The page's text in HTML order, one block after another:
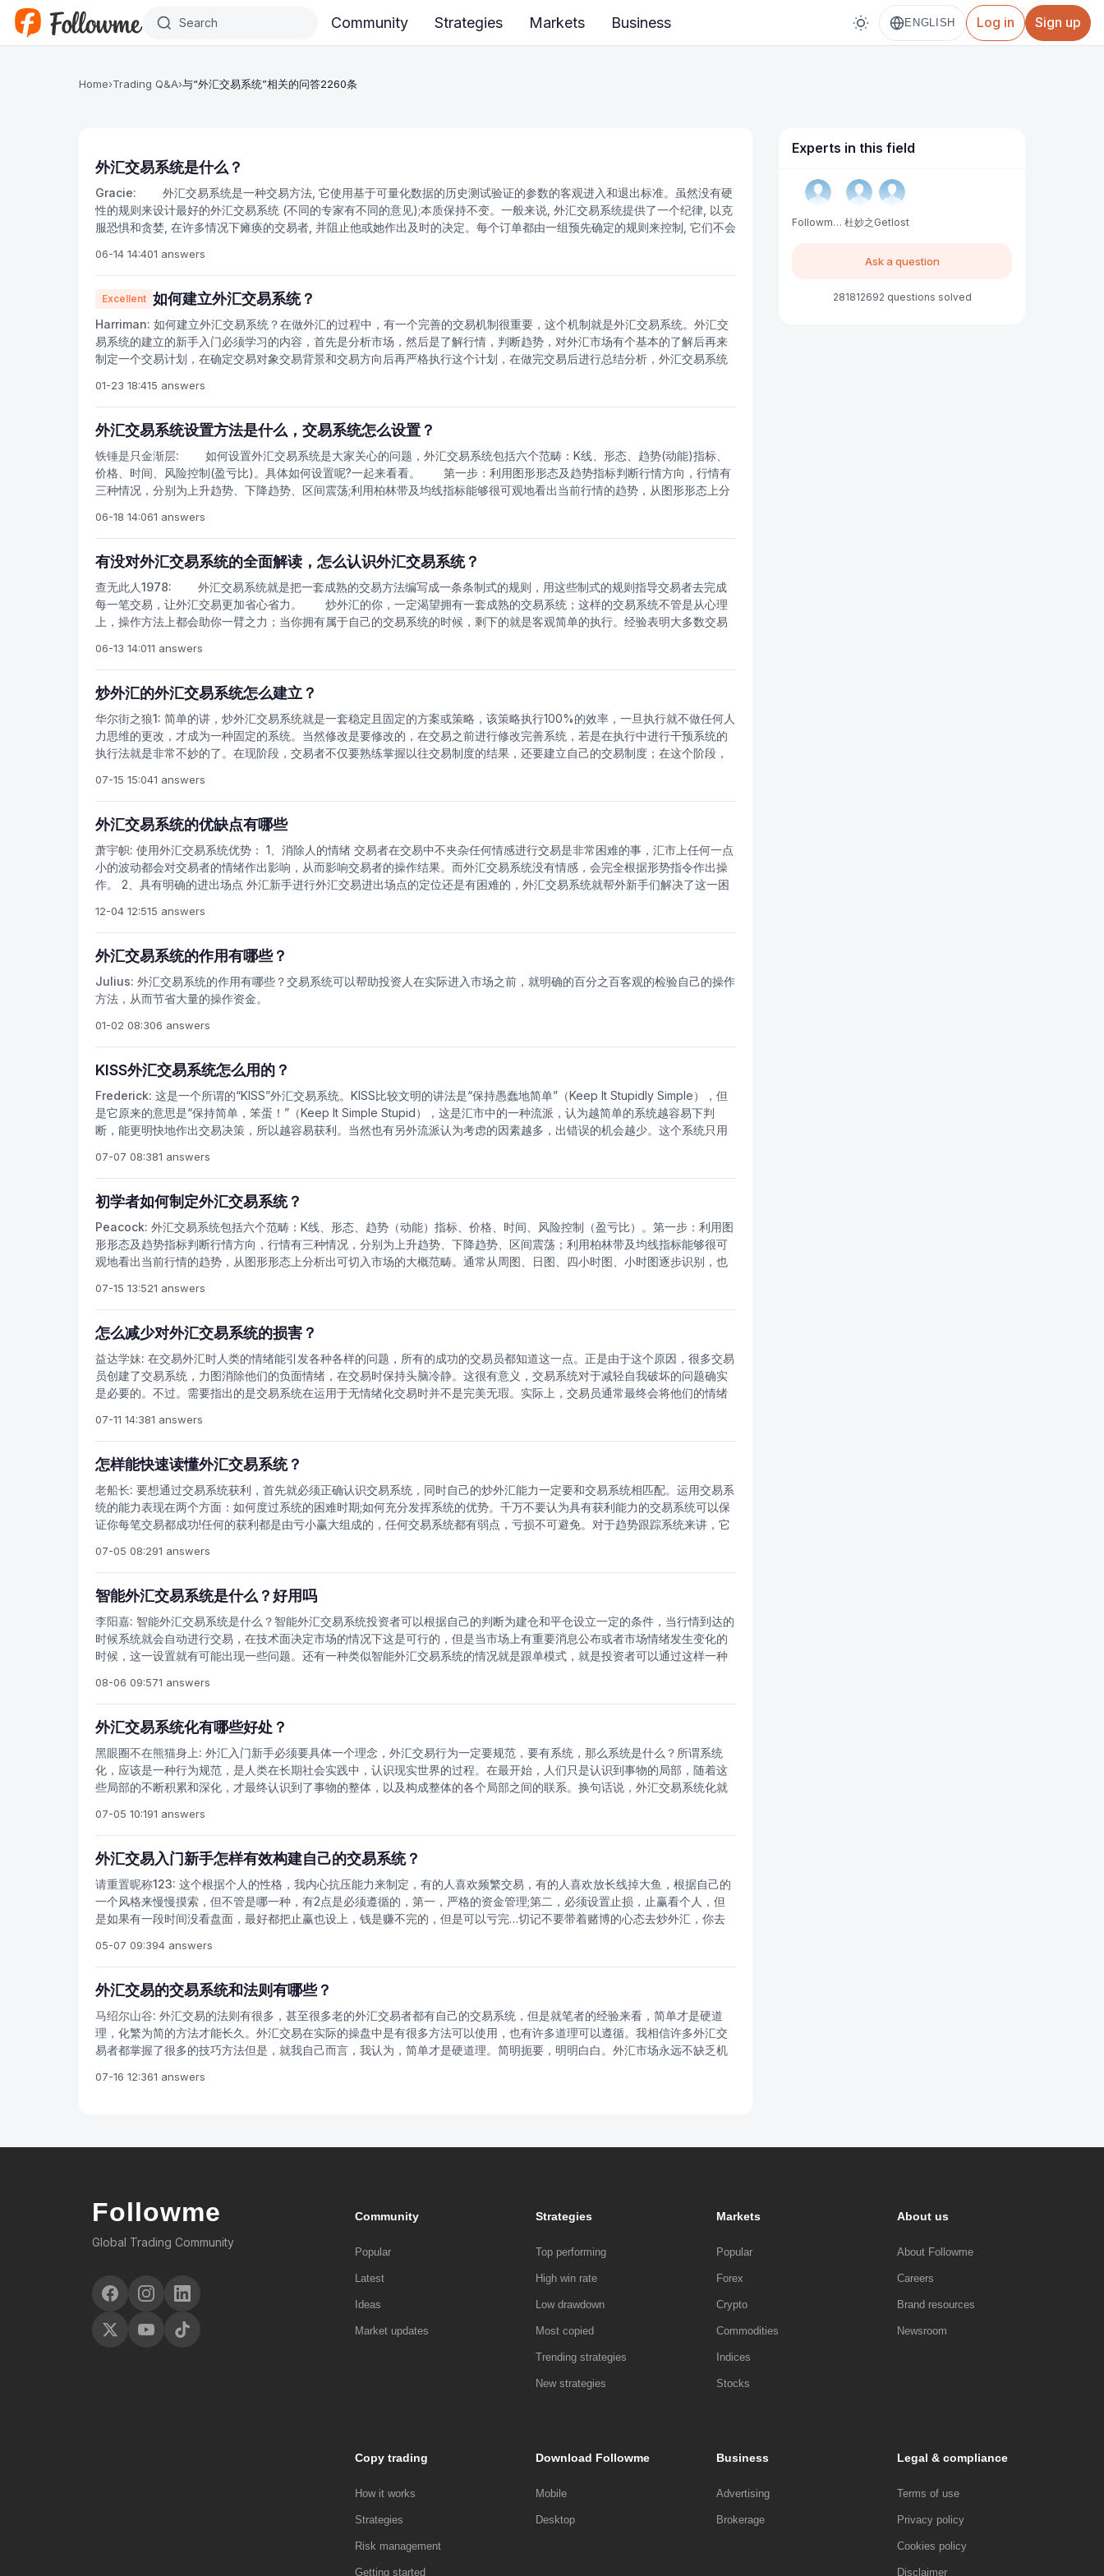
Skip to main content
Community Strategies Markets Business ENGLISH Log in Sign up
Home›Trading Q&A›与“外汇交易系统”相关的问答2260条
外汇交易系统是什么？
Gracie: 外汇交易系统是一种交易方法, 它使用基于可量化数据的历史测试验证的参数的客观进入和退出标准。虽然没有硬
性的规则来设计最好的外汇交易系统 (不同的专家有不同的意见);本质保持不变。一般来说, 外汇交易系统提供了一个纪律, 以克
服恐惧和贪婪, 在许多情况下瘫痪的交易者, 并阻止他或她作出及时的决定。每个订单都由一组预先确定的规则来控制, 它们不会
特定回报率的风险投入多少资金, 应该是你的首要考虑。除此之外, 在投资之前, 人们必须考虑成本、交易活动和市场交易。事实
上, 最好的外汇交易系统是艺术和科学的良好结合-艺术, 因为它是通过实践和科学, 因为它有一定的规则, 规则和原则要遵循。知
识和技术在你做出的每一项决定中都起着至关重要的作用。 在交易系统领域, 自动外汇交易系统是为您做出交易决策的技
系统的最新计算机版本是完整的 "黑箱" 操作 (当你遵循一个特定的系统时, 你不能有所有的情感)。也许, 这就是这些系统称为
机械系统的原因之一。但这并不意味着他们不够聪明。打开计算机, 启动系统, 更新数据库, 生成交易建议, 并将订单直接放到代
理。 毫无疑问, 在外汇交易系统中, 速度是这些忙碌时期的本质。每纳秒计数当您使用五分钟图表交易。最基本的外汇交易
策略依赖于移动平均。更 "复杂" 的系统使用价格和成交量的移动平均值组合。最 "昂贵" 的系统包含 stochastics, 这是非线性
试图提高对行动建议的信心。大多数机械交易系统购买或销售突破。股票市场称这些交易者为动量球员。他们的惯例假设那运
动的继续。如果该运动不能继续下去, 外汇系统将产生损失, 同时损失佣金成本。
06-14 14:401 answers
Excellent 如何建立外汇交易系统？
Harriman: 如何建立外汇交易系统？在做外汇的过程中，有一个完善的交易机制很重要，这个机制就是外汇交易系统。外汇交
易系统的建立的新手入门必须学习的内容，首先是分析市场，然后是了解行情，判断趋势，对外汇市场有个基本的了解后再来
制定一个交易计划，在确定交易对象交易背景和交易方向后再严格执行这个计划，在做完交易后进行总结分析，外汇交易系统
01-23 18:415 answers
外汇交易系统设置方法是什么，交易系统怎么设置？
铁锤是只金渐层: 如何设置外汇交易系统是大家关心的问题，外汇交易系统包括六个范畴：K线、形态、趋势(动能)指标、
价格、时间、风险控制(盈亏比)。具体如何设置呢?一起来看看。 第一步：利用图形形态及趋势指标判断行情方向，行情有
三种情况，分别为上升趋势、下降趋势、区间震荡;利用柏林带及均线指标能够很可观地看出当前行情的趋势，从图形形态上分
步：利用K线及动能指标识别当前市场活跃情况，是否具上升或下降动能。 1、利用K线组合(参考日本蜡烛图技术，本文略)
识别动能方向或反转信号。2、可以看5分钟或15分钟当根K线的力量。3、动能指标本人习惯使用随机指标，利用随机指标5分
钟或15分钟寻找入场点。(注：切记此法只有在完善第一步的分析后才可使用)。 第三步：风险控制是保证金外汇交易至关重
例如10000万美金的帐户，根据行情分析入场交易只要承担80点的止损，那么入一个标准手，如果交易失败扫损后损失800美
金，也就是亏损掉你本金的8%，安全的交易都应当把交易亏损控制在5-8%之间。 2、在计划好亏损后，预期的目标利润
与风险成本对比是否合算，也就所谓盈亏比。合理的盈亏比赢到1.25以上，才是合算的交易。 3、如何确定自己的损位才是
安全有效的，止损多少个点是相对而不是绝对的。应当根据第一步中图形形态及趋势指标分析预估下一步行情的演化来判断出
06-18 14:061 answers
有没对外汇交易系统的全面解读，怎么认识外汇交易系统？
查无此人1978: 外汇交易系统就是把一套成熟的交易方法编写成一条条制式的规则，用这些制式的规则指导交易者去完成
每一笔交易，让外汇交易更加省心省力。 炒外汇的你，一定渴望拥有一套成熟的交易系统；这样的交易系统不管是从心理
上，操作方法上都会助你一臂之力；当你拥有属于自己的交易系统的时候，剩下的就是客观简单的执行。经验表明大多数交易
的三种外汇交易系统 外汇交易系统的特点在于它的完整性和客观性，那么常见的外汇交易系统有哪些？他们的特点主要是
什么？ 1、趋势跟踪系统： 顾名思义，趋势跟踪系统是紧随趋势而做单，投资者通过趋势交易可以捕捉到一段单边行情
的大部分利润；它的出发点是跟踪现有趋势的发展并在同一方向建仓；趋势交易系统从来不会在最低价买进最高价卖出，缺点
继续发展下去，需要调整，并在现在相反方向上建仓。这种交易系统的特点就是灵活，尤其是当市场处于盘整市中，如果设置
好止损，及时调整策略盈利还是可以的，所以这种外汇交易系统受到很多投资者的喜爱！但如果不会很好的持仓或者没有严格
的自律还是尽量不要尝试此系统。 3、形态识别系统： 这种系统它的出发点是根据某一特定的图形而产生交易指示，它
要求使用者根据图形形态所在的大环境，敏感的识别出市场的潜在方向，在价格启动前选择一个方向，同时设定反向突破形态
外汇交易系统的分析方式，可以帮助大家拥有明确的进出场点；帮助交易者规避风险，把握盈利时机！ 劣势：外汇交易系
统只能跟随在趋势之后；紧跟计算机的交易指令，是一种机械的，单调的，枯燥的，寂寞的工作，需要操盘手具有极大的耐心
和意志力。 三、关于外汇交易系统的一些认识误区 1、交易软件≠交易系统 要知道，交易软件并不具备风险控制的
功能，也不具备独自下达交易指令的功能，并不是交易系统。 2、没有实体就不能成为交易系统 一些交易者只拥有行情
统应该具备哪些特点？ 1、对市场可操作区域的描述精准，可操作区域包括了上涨区域和盘整区域，是不同级别重要获利机
会大概率产生的区域，对这两个区域的精准定位能够在充分锁定风险的状况下实现长久稳定获利。 2、包含了完整的趋势追
踪和反趋势交易技术，既能把握每轮重大行情的整体波段，又能在市场的转折区域及时发出进出场指令，能够避免出错情况的
发生。 3、具备不同投资策略的自我调节能力。在行情发展的不同阶段能够对应作出不同的调节，这样既不错过盈利的机
会，又能回避市场所存在的重大风险。 4、具有完善的风控技术。风险控制是每一个外汇交易系统所必备的条件，完善的风
控系统是在风险市场实现长久稳定的获利的根本保障。 五、如何构建属于自己的外汇交易系统 1、构建属于自己的外汇
忧虑！保持“用人不疑，疑人不用”的大将之风！
06-13 14:011 answers
炒外汇的外汇交易系统怎么建立？
华尔街之狼1: 简单的讲，炒外汇交易系统就是一套稳定且固定的方案或策略，该策略执行100%的效率，一旦执行就不做任何人
力思维的更改，才成为一种固定的系统。当然修改是要修改的，在交易之前进行修改完善系统，若是在执行中进行干预系统的
执行法就是非常不妙的了。在现阶段，交易者不仅要熟练掌握以往交易制度的结果，还要建立自己的交易制度；在这个阶段，
逐步创立自己的交易系统的人，已经不多了。交易者只有对市场的性质有深刻的认识，只有掌握了正确的市场理论和正确的投
资理念，才有可能发展出一个良好的交易体系；否则，就是瞎子摸象，大海捞针。一个交易者拥有一种行之有效的投资理念，
如果他的投资理念升华为交易体系，那么，他就会变得更好，会更稳定地在市场上攫取利润。
07-15 15:041 answers
外汇交易系统的优缺点有哪些
萧宇帜: 使用外汇交易系统优势： 1、消除人的情绪 交易者在交易中不夹杂任何情感进行交易是非常困难的事，汇市上任何一点
小的波动都会对交易者的情绪作出影响，从而影响交易者的操作结果。而外汇交易系统没有情感，会完全根据形势指令作出操
作。 2、具有明确的进出场点 外汇新手进行外汇交易进出场点的定位还是有困难的，外汇交易系统就帮外新手们解决了这一困
易软件能够在行情发展的不同阶段能够对应作出不同的调节，这样既不错过盈利的机会，又能回避市场所存在的重大风险。 使
用外汇交易系统劣势： 外汇交易系统最显著的缺陷就是只能跟随在趋势之后。 交易系统的建立是人性化的，而系统的执行从某
种意义上来说是非人性化的。紧跟计算机的交易指令，是一种机械的，单调的，枯燥的，寂寞的工作，需要操盘手具有极大的
12-04 12:515 answers
外汇交易系统的作用有哪些？
Julius: 外汇交易系统的作用有哪些？交易系统可以帮助投资人在实际进入市场之前，就明确的百分之百客观的检验自己的操作
方法，从而节省大量的操作资金。
01-02 08:306 answers
KISS外汇交易系统怎么用的？
Frederick: 这是一个所谓的“KISS”外汇交易系统。KISS比较文明的讲法是“保持愚蠢地简单”（Keep It Stupidly Simple），但
是它原来的意思是“保持简单，笨蛋！”（Keep It Simple Stupid），这是汇市中的一种流派，认为越简单的系统越容易下判
断，能更明快地作出交易决策，所以越容易获利。当然也有另外流派认为考虑的因素越多，出错误的机会越少。这个系统只用
图时段：天图货币对：任何货币对，但EUR/USD，GBP/USD，USD/JPY的效果最好。技术指标：1、相对强弱指数指标
（RSI），时间周期设为8。 2、把移动平均线（MA）指标拖到RSI的窗口中，并设置"时间周期"为8，"移动平均"为
Exponential，“应用于”为First Indicator’s Data。此时图表应如下：应用开仓：卖单：RSI下穿MA 买单：RSI上穿MA平仓：
一烛的最高或最低价处止损金额，最好不要超过账户余额的10%--15%。买单例子 卖单例子
07-07 08:381 answers
初学者如何制定外汇交易系统？
Peacock: 外汇交易系统包括六个范畴：K线、形态、趋势（动能）指标、价格、时间、风险控制（盈亏比）。第一步：利用图
形形态及趋势指标判断行情方向，行情有三种情况，分别为上升趋势、下降趋势、区间震荡；利用柏林带及均线指标能够很可
观地看出当前行情的趋势，从图形形态上分析出可切入市场的大概范畴。通常从周图、日图、四小时图、小时图逐步识别，也
合（参考日本蜡烛图技术，本文略）识别动能方向或反转信号。2、可以看5分钟或15分钟当根K线的力量。3、动能指标本人习
惯使用随机指标，利用随机指标5分钟或15分钟寻找入场点。（注：切记此法只有在完善第一步的分析后才可使用）。第三步：
风险控制是保证金外汇交易至关重要的一个环节，每个人都应该根据自己能够承受的亏损能力作为基础，同时预期的利润如何
果交易失败扫损后损失800美金，也就是亏损掉你本金的8%，安全的交易都应当把交易亏损控制在5-8%之间。2、在计划好
亏损后，预期的目标利润与风险成本对比是否合算，也就所谓盈亏比。合理的盈亏比赢到1.25以上，才是合算的交易。3、如何
确定自己的损位才是安全有效的，止损多少个点是相对而不是绝对的。应当根据第一步中图形形态及趋势指标分析预估下一步
行情的演化来判断出损位，如通道的上下沿、整数位边缘、图形逆转形态的高低位等（在此不作细谈）。总结，外汇交易吸引
汇交易不要后悔错失机会，这个市场不怕错过，只怕过错。一定要不断分析自己的操作单，每20笔交易后就要统计盈亏比，不
断调整自己的交易系统。另一方面，根据当前自身的资金情况要学会不断累积本金，但你的本金越丰厚的时候你才可以下更大
的单量交易，因为你的风险承受能力在不断的提高。贪婪跟恐惧是相伴随的，贪婪必会带来恐惧，而恐惧会引起慌乱，慌乱失
去理智后就开始在这个市场里赌博。
07-15 13:521 answers
怎么减少对外汇交易系统的损害？
益达学妹: 在交易外汇时人类的情绪能引发各种各样的问题，所有的成功的交易员都知道这一点。正是由于这个原因，很多交易
员创建了交易系统，力图消除他们的负面情绪，在交易时保持头脑冷静。这很有意义，交易系统对于减轻自我破坏的问题确实
是必要的。不过。需要指出的是交易系统在运用于无情绪化交易时并不是完美无瑕。实际上，交易员通常最终会将他们的情绪
如果一位交易员心态不冷静，他可能创建一个不够强大的系统。他可能认为没必要进行广泛的测试，或许懒于完成所有的工
作。其结果是，该交易系统不够充分或契合市场趋势。简而言之，即使有了一个交易系统，交易员的情绪仍占主导。未能遵循
系统交易如果交易员已创建系统，但是由于某种原因，另一个情形发生了，即不能必要地遵照系统交易。这种情况可能在交易
之上并破坏其成功机会。需要指出的是这种情况随时可能发生；开仓、平仓、启动止损/止盈或寻找交易信号时。当设计系统时
每个交易要素都必须考虑进去，为了获得正确的结果，该系统应被严格遵照执行。
07-11 14:381 answers
怎样能快速读懂外汇交易系统？
老船长: 要想通过交易系统获利，首先就必须正确认识交易系统，同时自己的炒外汇能力一定要和交易系统相匹配。运用交易系
统的能力表现在两个方面：如何度过系统的困难时期;如何充分发挥系统的优势。千万不要认为具有获利能力的交易系统可以保
证你每笔交易都成功!任何的获利都是由亏小赢大组成的，任何交易系统都有弱点，亏损不可避免。对于趋势跟踪系统来讲，它
额亏损的准备。而对于短线交易系统来讲，它更注重追求赢利次数大于亏损次数，它追求准确率。所以，投资者在选择交易系
统时一定要清楚哪种系统适合自己，切不可盲目选择。短线交易要求投资者密切关注市场的一举一动，波动就是他的利润来
源，在交易中不能有任何干扰;而趋势交易则相反，它忌讳仔细盯盘，仔细盯盘会破坏他对趋势的整体把握，波动是他的亏损之
对短线和趋势都无法把握。系统交易的本质是处理正在发生的情况，而不是处理未来将要发生的情况，它是根据交易信号来交
易，而不是预测市场来交易。但期市中有很多人是花费太多的时间来应对未来将要发生的情况，而对正在发生的情况却不知所
措。这导致他的交易无法有效地进行。他总想走在市场前面却忽略市场的现实情况，从而使他的交易处于虚幻之中，缺乏现实
的基础。这有违交易系统的本质。正确的交易思想是运用交易系统的前提!在系统处于亏损时期时，不要轻易认为系统需要改变
的收获时期则可以考验你的自律精神!对于系统外汇操盘手来讲，市场的涨跌已不重要，重要的是对交易信号的执行。因为系统
的交易信号经常会与你对市场的看法相矛盾，很多的交易机会就是在投资者的犹豫彷徨中错失的，这也是导致使用同样的交易
系统其交易结果大不一样的关键所在。市场无论是涨还是跌，系统在关键时刻都会发出交易信号，认真执行交易系统可以大大
简化我们的交易，使交易更加简单有效，这也是为什么交易系统这么重要的根本原因。
07-05 08:291 answers
智能外汇交易系统是什么？好用吗
李阳嘉: 智能外汇交易系统是什么？智能外汇交易系统投资者可以根据自己的判断为建仓和平仓设立一定的条件，当行情到达的
时候系统就会自动进行交易，在技术面决定市场的情况下这是可行的，但是当市场上有重要消息公布或者市场情绪发生变化的
时候，这一设置就有可能出现一些问题。还有一种类似智能外汇交易系统的情况就是跟单模式，就是投资者可以通过这样一种
时候如何做单自己就同时跟进，这样的好处是即便是一些对交易并不熟悉的投资者也可能通过跟随交易成绩比较好的交易员来
做单从而实现比较高的交易成功率，并且这种是完全同步的，投资者不用担心由于行情的变化而发生时机的延误，与通过系统
设定的智能交易相比，具备更好的应对即时行情的能力。
08-06 09:571 answers
外汇交易系统化有哪些好处？
黑眼圈不在熊猫身上: 外汇入门新手必须要具体一个理念，外汇交易行为一定要规范，要有系统，那么系统是什么？所谓系统
化，应该是一种行为规范，是人类在长期社会实践中，认识现实世界的过程。在最开始，人们只是认识到事物的局部，随着这
些局部的不断积累和深化，才最终认识到了事物的整体，以及构成整体的各个局部之间的联系。换句话说，外汇交易系统化就
1、稳定性：表现为收益的稳定性，有可能有大起，但决不会有大落，一切可能造成重大损失的外汇交易都不会存在，哪怕这种
可能性微乎其微。2、枯燥性：挣钱没有乐趣可言，过程一定是枯燥的，外汇交易系统经过验证可行以后，每天只是枯燥的去执
行，具体外汇交易不需要掺杂任何的个人感情，个人成就感不会存在，因此很枯燥，但很有效。3、简单性：外汇交易计划的制
个体系：1、外汇交易体系外汇交易体系相当于战士手中的武器，自然是威力越大越好。在市面上，各类外汇交易软件，外汇交
易系统比比皆是，当然效果也有好有坏，在外汇交易软件或者是外汇交易思路的选择上，需要把握好以下几点即可：a、简单原
则价格瞬息万变，纷繁复杂，如果用一套复杂的系统去描述复杂的市场只能适得其反，而且也不利于投资者及时作出快速有效
的反应。用一套简单、精确而且高效的行为模式去描述市场，才能不被表面的大量随机因素所蒙蔽。b、无谓的过渡优化多数人
足够了，过度的优化对收益没有什么作用。c、捕捉规律性市场的运行实际上非常简单，只有三个方向：上涨、下跌、横盘，对
于上涨和下跌，很容易进行描述，但市场大多数时间是处在横盘状态，如何虑掉横盘，在横盘的时候不做单，或者想办法做到
横盘的时候不亏钱或者少亏钱，一旦出现趋势，获利就成为必然了。2、风险控制体系风险控制无疑是外汇交易过程中的重中之
重，一些老生常谈的关于风险控制的话题，在实际外汇交易中常用的一些控制风险的心得提出来。a、量化风险对，没错，就是
损全部资金的1-2%。我们的目的是降低风险，量化风险，1-2%是我们在每次外汇交易中所能接受的最坏结果，一旦到了这一幅
润一定伴随着过分的风险，知足常乐，一年50%左右的利润对于任何行业来讲都是极为可观的，不要去贪求过高的利润，它只
灾难性的外汇交易。世界上大战役产生的损失都是这样或那样因素造成的，滨中泰男的住友事件、尼克里森的巴林银行事件，
还有亨特兄弟的白银事件，他们都曾经辉煌过，曾经唿风唤雨过，但都过分的依赖了个人的能力，也许曾经成功过1000次，但
最后一次的失败足以抹杀所有的成功。每一位操盘手都有阶段性，某个时期可能外汇交易的非常好，但毕竟都是有血有肉的个
体，都难以摒弃人性的弱点：贪婪和恐惧。因此，操盘手的概念，个人英雄主义一定要摒弃，一切都要交由团队来完成，团队
07-05 10:191 answers
外汇交易入门新手怎样有效构建自己的交易系统？
请重置昵称123: 这个根据个人的性格，我内心抗压能力来制定，有的人喜欢频繁交易，有的人喜欢放长线掉大鱼，根据自己的
一个风格来慢慢摸索，但不管是哪一种，有2点是必须遵循的，第一，严格的资金管理;第二，必须设置止损，止赢看个人，但
是如果有一段时间没看盘面，最好都把止赢也设上，钱是赚不完的，但是可以亏完…切记不要带着赌博的心态去炒外汇，你去
05-07 09:394 answers
外汇交易的交易系统和法则有哪些？
马绍尔山谷: 外汇交易的法则有很多，甚至很多老的外汇交易者都有自己的交易系统，但是就笔者的经验来看，简单才是硬道
理，化繁为简的方法才能长久。外汇交易在实际的操盘中是有很多方法可以使用，也有许多道理可以遵循。我相信许多外汇交
易者都掌握了很多的技巧方法但是，就我自己而言，我认为，简单才是硬道理。简明扼要，明明白白。外汇市场永远不缺乏机
汇交易者只要看到了，看懂了，看清楚了，就可以大胆的参与进来，下单操作。另一方面，如果对于当前的市场行情看不清
外汇交易思想和交易方法。说白了，对自己有用的，好用的，有效的，哪怕是只有那么几个非常少的工具，对于一个外汇交易
者来说也是足够了。就拿技术指标来说，不是要全部掌握，而是你自己喜欢用的几个，能够掌握几个。一个好的外汇交易者必
须非常清楚他所使用的指标的长处，也非常清楚它的短处。这样在实际的外汇实盘交易之中，才能够得心应手。简单，还意味
着有时候要学会控制自己的情绪和思想。人是一个感情动物，人性中有太多的情绪波动。而这些情绪的不稳定往往会成为外汇
交易中的绊脚石。贪心会导致一个外汇交易员追涨杀跌，忽视资金管理风险控制，过度交易；恐惧，会导致过早的平仓有利的
头寸，盲目止损。因此，情绪上要简单，相信自己的交易系统，发现信号，自然做出相应的操作；处在不利位置时，就应该果
断止损。简单是硬道理，真实好用，也最有利于自己在外汇交易中的操作，谨记这些原则，虽然不能保证盈利，但是起码能保
证你不至于输得太惨。
07-16 12:361 answers
Experts in this field
Followme中文服务 杜妙之 Getlost
Ask a question
281812692 questions solved
Followme
Global Trading Community
Community
Popular
Latest
Ideas
Market updates
Strategies
Top performing
High win rate
Low drawdown
Most copied
Trending strategies
New strategies
Markets
Popular
Forex
Crypto
Commodities
Indices
Stocks
About us
About Followme
Careers
Brand resources
Newsroom
Copy trading
How it works
Strategies
Risk management
Getting started
Download Followme
Mobile
Desktop
Business
Advertising
Brokerage
Legal & compliance
Terms of use
Privacy policy
Cookies policy
Disclaimer